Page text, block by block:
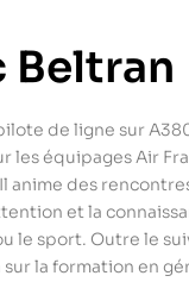
Beltran
de ligne sur
les équipages Air
anime des
et la
le sport. Outre le
la formation en